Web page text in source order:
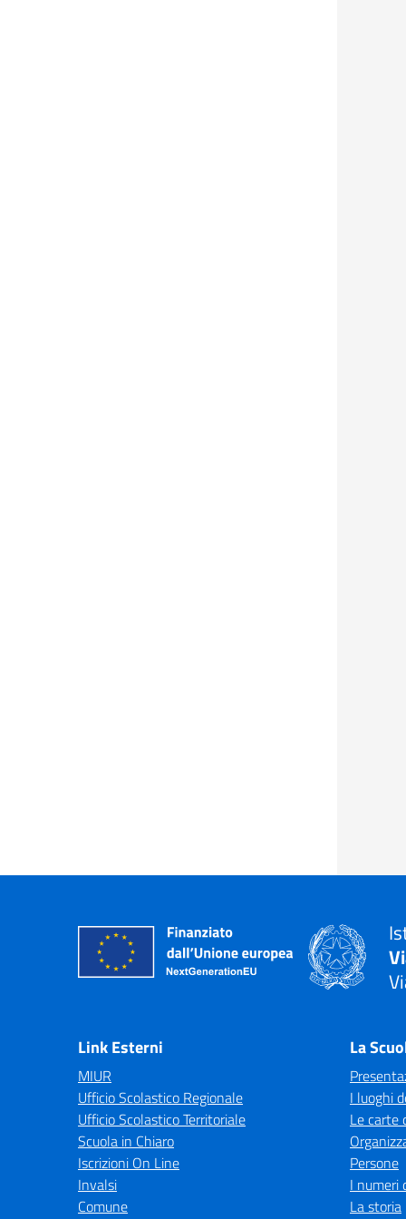
Link Esterni
MIUR
Ufficio Scolastico Regionale
Ufficio Scolastico Territoriale
Scuola in Chiaro
Iscrizioni On Line
Invalsi
Comune
La
I luoghi
Le carte
Persone
I numeri
La storia